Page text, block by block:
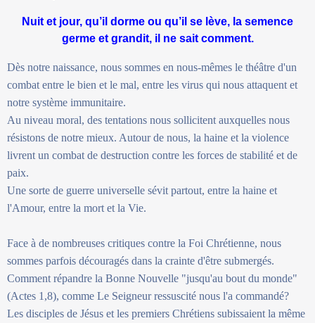
Nuit et jour, qu’il dorme ou qu’il se lève, la semence
germe et grandit, il ne sait comment.
Dès notre naissance, nous sommes en nous-mêmes le théâtre d'un
combat entre le bien et le mal, entre les virus qui nous attaquent et
notre système immunitaire.
Au niveau moral, des tentations nous sollicitent auxquelles nous
résistons de notre mieux. Autour de nous, la haine et la violence
livrent un combat de destruction contre les forces de stabilité et de
paix.
Une sorte de guerre universelle sévit partout, entre la haine et
l'Amour, entre la mort et la Vie.
Face à de nombreuses critiques contre la Foi Chrétienne, nous
sommes parfois découragés dans la crainte d'être submergés.
Comment répandre la Bonne Nouvelle "jusqu'au bout du monde"
(Actes 1,8), comme Le Seigneur ressuscité nous l'a commandé?
Les disciples de Jésus et les premiers Chrétiens subissaient la même